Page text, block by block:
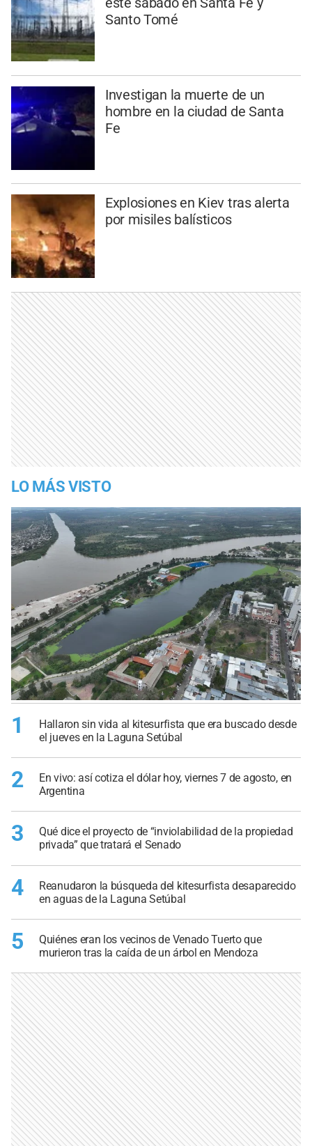
Santo Tomé
Investigan la muerte de un
hombre en la ciudad de Santa
Fe
Explosiones en Kiev tras alerta
por misiles balísticos
LO MÁS VISTO
1
Hallaron sin vida al kitesurfista que era buscado desde
el jueves en la Laguna Setúbal
2
En vivo: así cotiza el dólar hoy, viernes 7 de agosto, en
Argentina
3
Qué dice el proyecto de “inviolabilidad de la propiedad
privada” que tratará el Senado
4
Reanudaron la búsqueda del kitesurfista desaparecido
en aguas de la Laguna Setúbal
5
Quiénes eran los vecinos de Venado Tuerto que
murieron tras la caída de un árbol en Mendoza